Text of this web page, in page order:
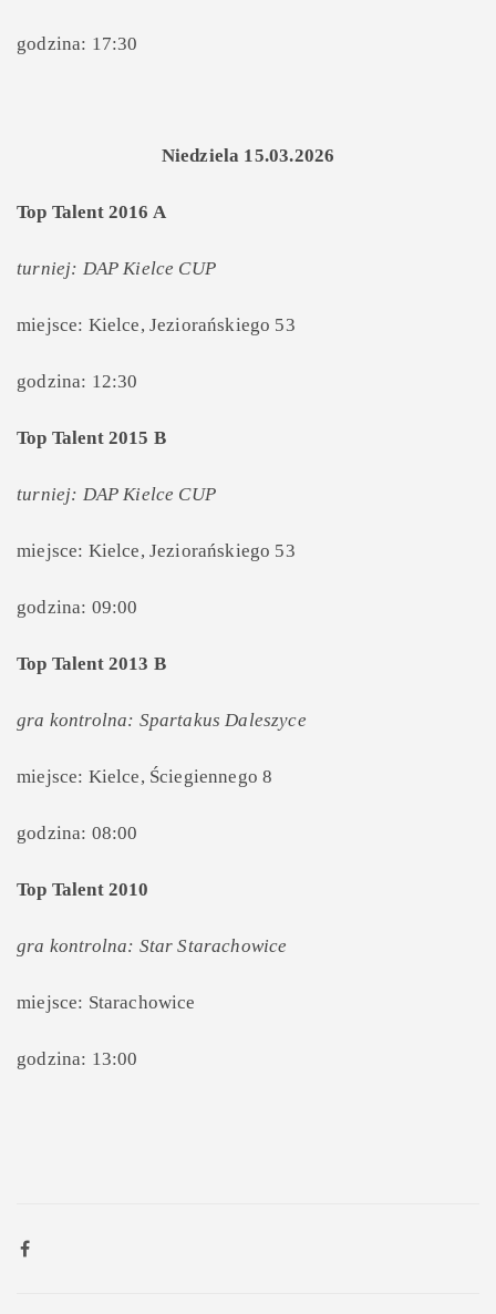
godzina: 17:30
Niedziela 15.03.2026
Top Talent 2016 A
turniej: DAP Kielce CUP
miejsce: Kielce, Jeziorańskiego 53
godzina: 12:30
Top Talent 2015 B
turniej: DAP Kielce CUP
miejsce: Kielce, Jeziorańskiego 53
godzina: 09:00
Top Talent 2013 B
gra kontrolna: Spartakus Daleszyce
miejsce: Kielce, Ściegiennego 8
godzina: 08:00
Top Talent 2010
gra kontrolna: Star Starachowice
miejsce: Starachowice
godzina: 13:00